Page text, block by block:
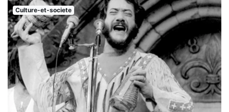
Culture-et-societe